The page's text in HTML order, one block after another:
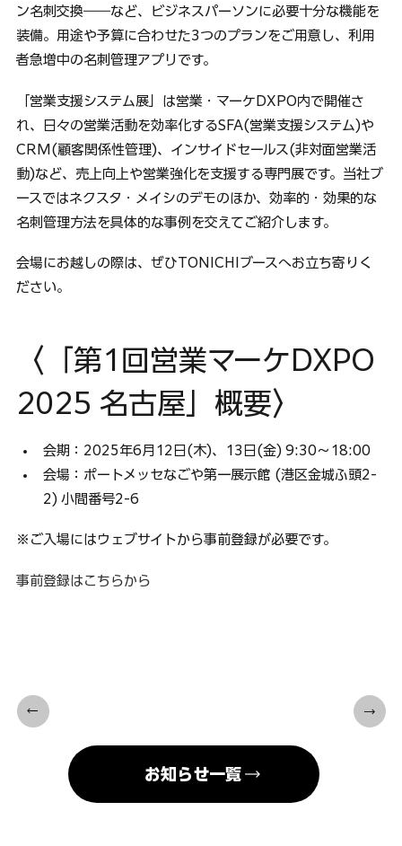
ン名刺交換――など、ビジネスパーソンに必要十分な機能を
装備。用途や予算に合わせた3つのプランをご用意し、利用
者急増中の名刺管理アプリです。
「営業支援システム展」は営業・マーケDXPO内で開催さ
れ、日々の営業活動を効率化するSFA(営業支援システム)や
CRM(顧客関係性管理)、インサイドセールス(非対面営業活
動)など、売上向上や営業強化を支援する専門展です。当社ブ
ースではネクスタ・メイシのデモのほか、効率的・効果的な
名刺管理方法を具体的な事例を交えてご紹介します。
会場にお越しの際は、ぜひTONICHIブースへお立ち寄りく
ださい。
〈「第1回営業マーケDXPO
2025 名古屋」概要〉
会期：2025年6月12日(木)、13日(金) 9:30～18:00
会場：ポートメッセなごや第一展示館 (港区金城ふ頭2-
2) 小間番号2-6
※ご入場にはウェブサイトから事前登録が必要です。
事前登録はこちらから
お知らせ一覧